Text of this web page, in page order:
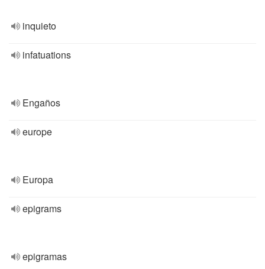
inquieto
infatuations
Engaños
europe
Europa
epigrams
epigramas